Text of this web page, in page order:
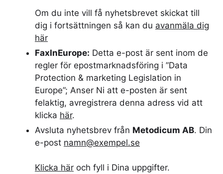
Om du inte vill få nyhetsbrevet skickat till
dig i fortsättningen så kan du avanmäla dig
här
FaxInEurope: Detta e-post är sent inom de
regler för epostmarknadsföring i ”Data
Protection & marketing Legislation in
Europe”; Anser Ni att e-posten är sent
felaktig, avregistrera denna adress vid att
klicka här.
Avsluta nyhetsbrev från Metodicum AB. Din
e-post namn@exempel.se
Klicka här och fyll i Dina uppgifter.